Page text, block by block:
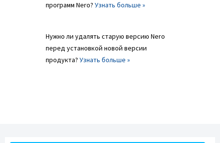
программ Nero? Узнать больше »
Нужно ли удалять старую версию Nero
перед установкой новой версии
продукта? Узнать больше »